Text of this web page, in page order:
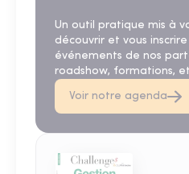
Un outil pratique mis à
découvrir et vous
événements de nos
roadshow, formations,
Voir notre agenda